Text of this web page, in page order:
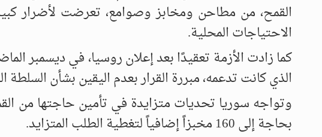
القمح، من مطاحن ومخابز وصوامع، تعرضت لأضرار
الاحتياجات المحلية.
كما زادت الأزمة تعقيدًا بعد إعلان روسيا، في ديسمبر
الذي كانت تدعمه، مبررة القرار بعدم اليقين بشأن
وتواجه سوريا تحديات متزايدة في تأمين حاجتها من
بحاجة إلى 160 مخبزاً إضافياً لتغطية الطلب المتزايد.